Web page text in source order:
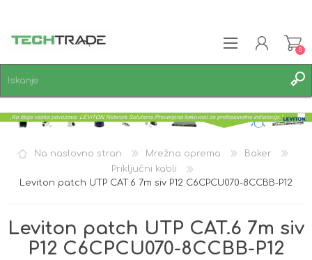
PRIJAVA
0
Na naslovno stran Mrežna oprema
Baker
Priključni kabli
Leviton patch UTP CAT.6 7m siv P12 C6CPCU070-8CCBB-P12
Leviton patch UTP CAT.6 7m siv
P12 C6CPCU070-8CCBB-P12